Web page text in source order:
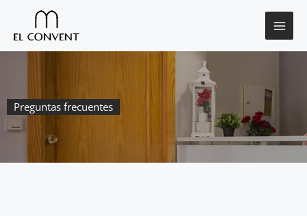
contenido
Preguntas frecuentes